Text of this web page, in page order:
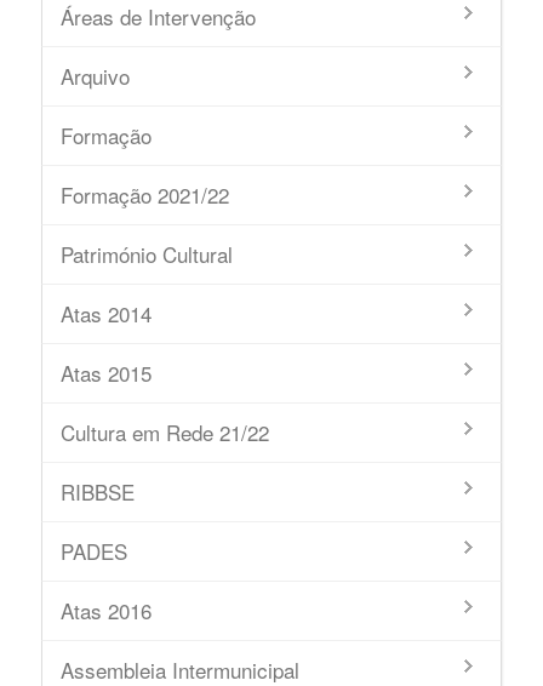
Áreas de Intervenção
Arquivo
Formação
Formação 2021/22
Património Cultural
Atas 2014
Atas 2015
Cultura em Rede 21/22
RIBBSE
PADES
Atas 2016
Assembleia Intermunicipal